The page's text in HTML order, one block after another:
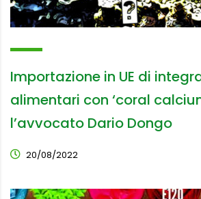
Importazione in UE di
alimentari con ‘coral
l’avvocato Dario Dongo
20/08/2022